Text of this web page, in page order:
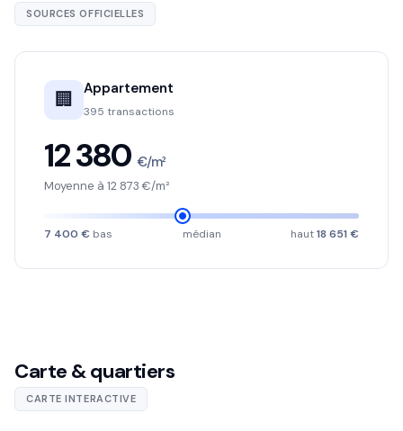
SOURCES OFFICIELLES
🏢 Appartement
395 transactions
12 380 €/m²
Moyenne à 12 873 €/m²
7 400 € bas médian haut18 651 €
Carte & quartiers
CARTE INTERACTIVE